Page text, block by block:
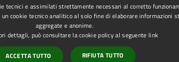
tecnici e assimilati strettamente necessari al corretto
un cookie tecnico analitico al solo fine di elaborare informazioni
aggregate e anonime.
dettagli, può consultare la cookie policy al seguente link
ACCETTA TUTTO RIFIUTA TUTTO